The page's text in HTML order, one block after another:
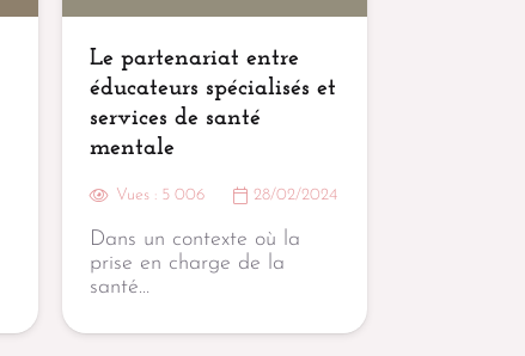
Le partenariat entre
éducateurs spécialisés et
services de santé
mentale
Vues : 5 006 28/02/2024
Dans un contexte où la
prise en charge de la
santé…